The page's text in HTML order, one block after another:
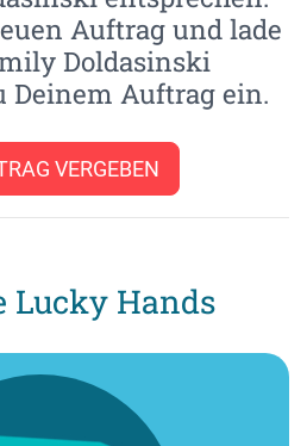
Auftrag und lade
Doldasinski
Deinem Auftrag ein.
VERGEBEN
Lucky Hands